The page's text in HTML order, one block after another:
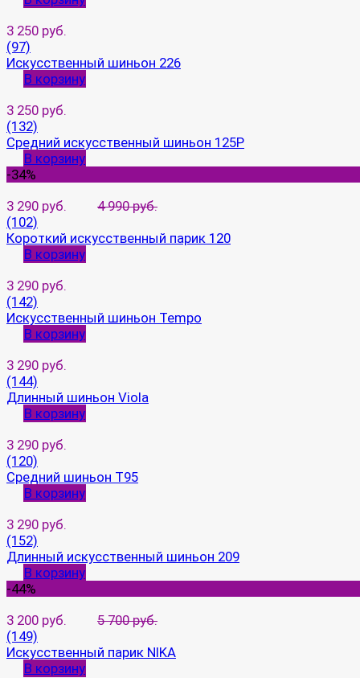
3 250 руб.
(97)
Искусственный шиньон 226
В корзину
3 250 руб.
(132)
Средний искусственный шиньон 125P
В корзину
-34%
3 290 руб.
4 990 руб.
(102)
Короткий искусственный парик 120
В корзину
3 290 руб.
(142)
Искусственный шиньон Tempo
В корзину
3 290 руб.
(144)
Длинный шиньон Viola
В корзину
3 290 руб.
(120)
Средний шиньон T95
В корзину
3 290 руб.
(152)
Длинный искусственный шиньон 209
В корзину
-44%
3 200 руб.
5 700 руб.
(149)
Искусственный парик NIKA
В корзину